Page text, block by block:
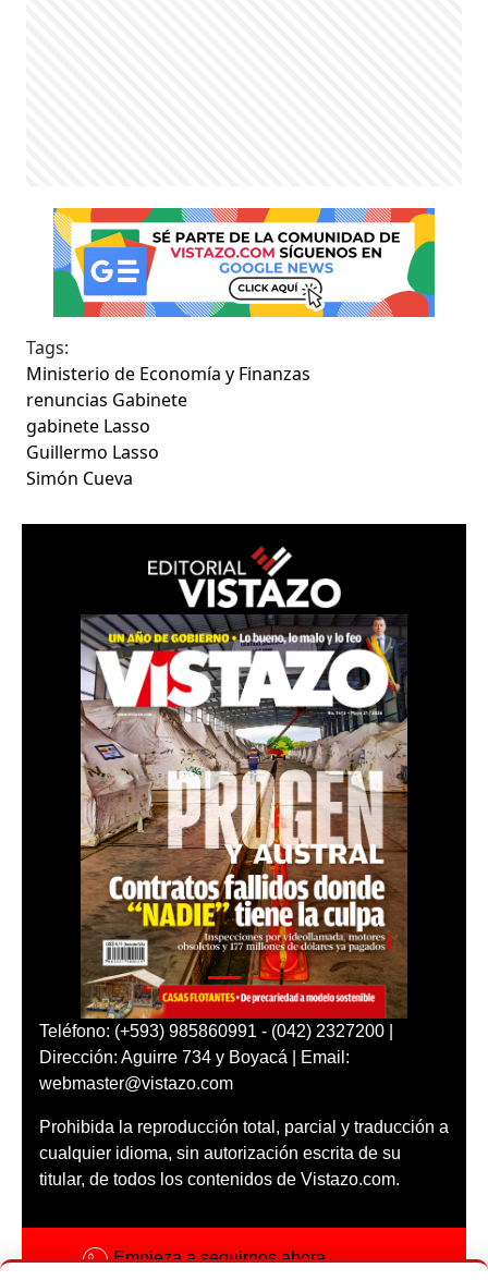
Tags:
Ministerio de Economía y Finanzas
renuncias Gabinete
gabinete Lasso
Guillermo Lasso
Simón Cueva
Teléfono: (+593) 985860991 - (042) 2327200 |
Dirección: Aguirre 734 y Boyacá | Email:
webmaster@vistazo.com
Prohibida la reproducción total, parcial y traducción a
cualquier idioma, sin autorización escrita de su
titular, de todos los contenidos de Vistazo.com.
Empieza a seguirnos ahora